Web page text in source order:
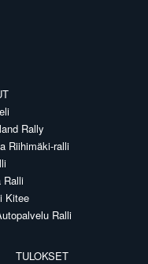
Rally
Riihimäki-ralli
Ralli
Kitee
Ralli
TULOKSET